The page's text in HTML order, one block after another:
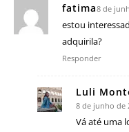
fatima8 de
estou
adquirila?
Responder
Luli
8 de junho de
Vá até uma